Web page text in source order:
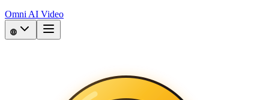
Omni AI Video